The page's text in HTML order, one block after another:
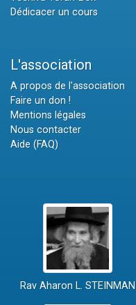
Dédicacer un cours
L'association
A propos de l'association
Faire un don !
Mentions légales
Nous contacter
Aide (FAQ)
Rav Aharon L. STEINMAN